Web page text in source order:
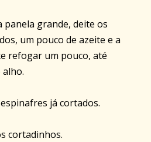
panela grande, deite os
um pouco de azeite e a
refogar um pouco, até
já cortados.
cortadinhos.